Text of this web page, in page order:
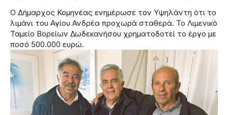
Ο Δήμαρχος Κομηνέας ενημέρωσε τον Υψηλάντη ότι το
λιμάνι του Αγίου Ανδρέα προχωρά σταθερά. Το Λιμενικό
Ταμείο Βορείων Δωδεκανήσου χρηματοδοτεί το έργο με
ποσό 500.000 ευρώ.